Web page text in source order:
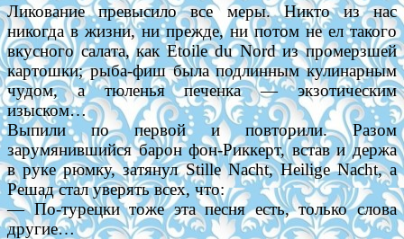
Ликование превысило все меры. Никто из нас
никогда в жизни, ни прежде, ни потом не ел такого
вкусного салата, как Etoile du Nord из промерзшей
картошки; рыба-фиш была подлинным кулинарным
чудом, а тюленья печенка — экзотическим
изыском…
Выпили по первой и повторили. Разом
зарумянившийся барон фон-Риккерт, встав и держа
в руке рюмку, затянул Stille Nacht, Heilige Nacht, а
Решад стал уверять всех, что:
— По-турецки тоже эта песня есть, только слова
другие…